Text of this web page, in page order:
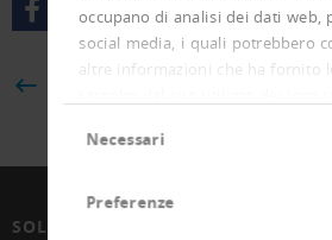
occupano di analisi dei dati web,
social media, i quali potrebbero
altre informazioni che ha fornito
delNecessari
Preferenze
SOLUZIONI